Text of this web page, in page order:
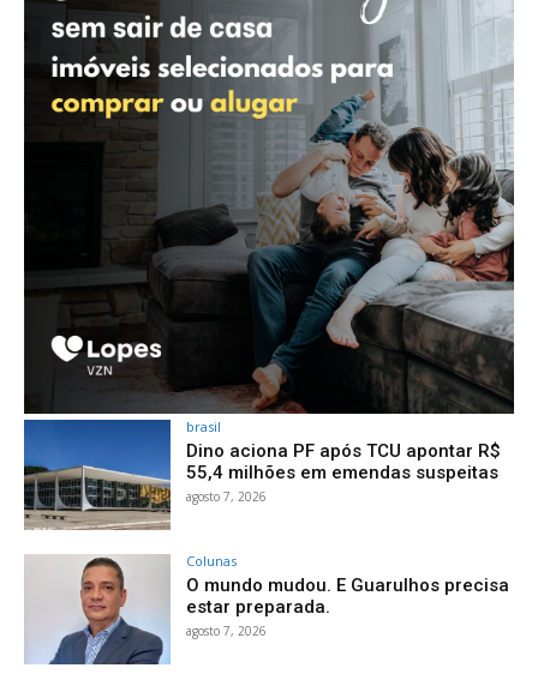
brasil
Dino aciona PF após TCU apontar R$
55,4 milhões em emendas suspeitas
agosto 7, 2026
Colunas
O mundo mudou. E Guarulhos precisa
estar preparada.
agosto 7, 2026